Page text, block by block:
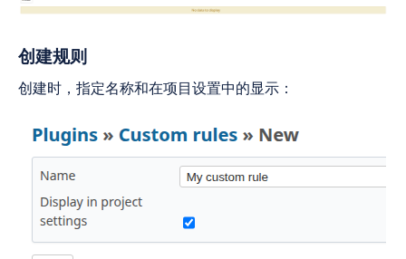
创建规则
创建时，指定名称和在项目设置中的显示：